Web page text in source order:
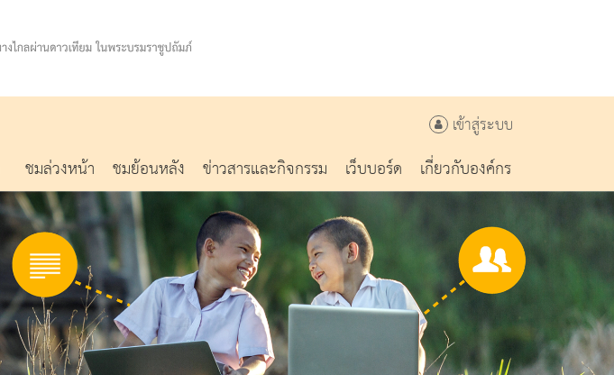
เข้าสู่ระบบ
ชมล่วงหน้า ชมย้อนหลัง ข่าวสารและกิจกรรม เว็บบอร์ด เกี่ยวกับองค์กร